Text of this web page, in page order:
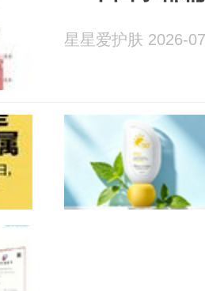
星星爱护肤 2026-